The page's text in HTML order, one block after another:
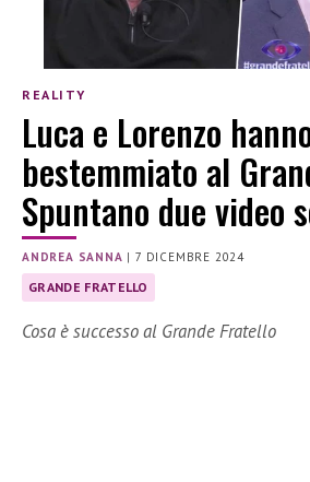
REALITY
Luca e Lorenzo
bestemmiato al
Spuntano due video
ANDREA SANNA |7 DICEMBRE 2024
GRANDE FRATELLO
Cosa è successo al Grande Fratello